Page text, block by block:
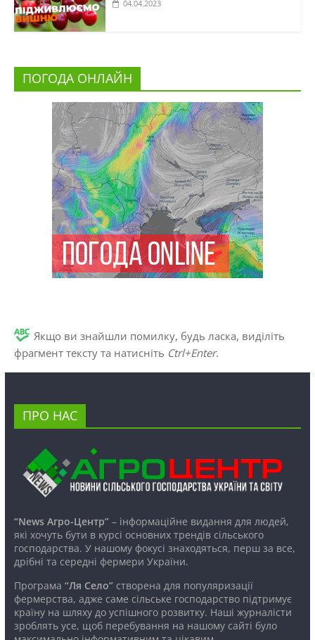
04.04.2023
ПОГОДА ОНЛАЙН
Якщо ви знайшли помилку, будь ласка, виділіть
фрагмент тексту та натисніть Ctrl+Enter.
ПРО НАС
“News Агро-Центр”– інформаційне видання для людей,
які хочуть бути в курсі основних трендів сільського
господарства. У нашому фокусі знаходяться, перш за все,
дрібні та середні фермери України.
Програма “Ля Село”створена для популяризації
фермерства, адже саме сільське господарство підтримує
країну на шляху до успішного розвитку. Наші журналісти
зроблять усе, щоб перебування на нашому сайті було